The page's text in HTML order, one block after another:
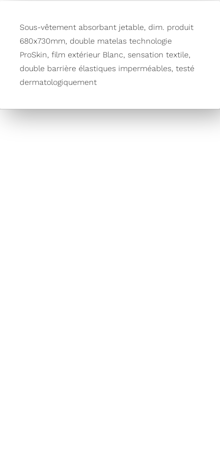
Sous-vêtement absorbant jetable, dim. produit
680x730mm, double matelas technologie
ProSkin, film extérieur Blanc, sensation textile,
double barrière élastiques imperméables, testé
dermatologiquement